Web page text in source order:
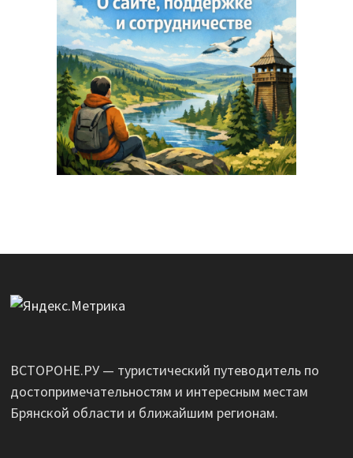
ВСТОРОНЕ.РУ — туристический путеводитель по
достопримечательностям и интересным местам
Брянской области и ближайшим регионам.